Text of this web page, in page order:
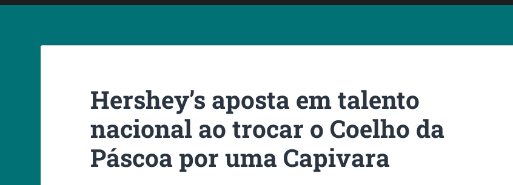
Hershey’s aposta em talento
nacional ao trocar o Coelho da
Páscoa por uma Capivara